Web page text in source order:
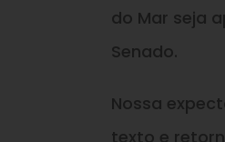
do Mar seja
Senado.
Nossa
texto e